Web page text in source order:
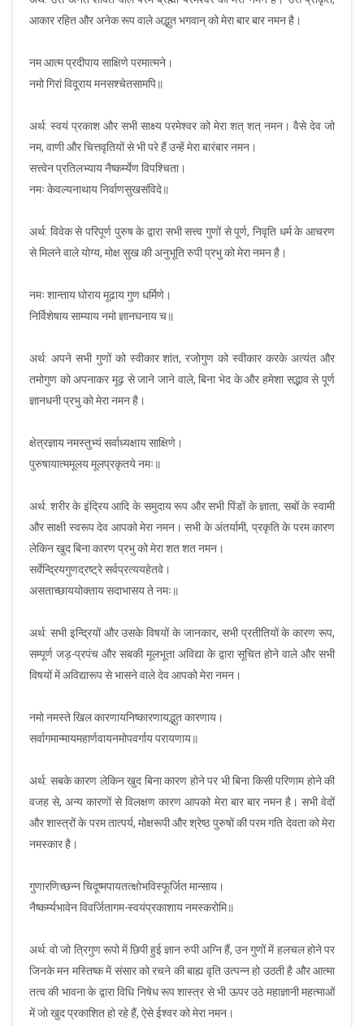
आकार रहित और अनेक रूप वाले अद्भुत भगवान् को मेरा बार बार नमन है।
नम आत्म प्रदीपाय साक्षिणे परमात्मने।
नमो गिरां विदूराय मनसश्चेतसामपि॥
अर्थ: स्वयं प्रकाश और सभी साक्ष्य परमेश्वर को मेरा शत् शत् नमन। वैसे देव जो
नम, वाणी और चित्तवृतियों से भी परे हैं उन्हें मेरा बारंबार नमन।
सत्त्वेन प्रतिलभ्याय नैष्कर्म्येण विपश्चिता।
नमः केवल्यनाथाय निर्वाणसुखसंविदे॥
अर्थ: विवेक से परिपूर्ण पुरुष के द्वारा सभी सत्त्व गुणों से पूर्ण, निवृति धर्म के आचरण
से मिलने वाले योग्य, मोक्ष सुख की अनुभूति रुपी प्रभु को मेरा नमन है।
नमः शान्ताय घोराय मूढाय गुण धर्मिणे।
निर्विशेषाय साम्याय नमो ज्ञानघनाय च॥
अर्थ: अपने सभी गुणों को स्वीकार शांत, रजोगुण को स्वीकार करके अत्यंत और
तमोगुण को अपनाकर मूढ़ से जाने जाने वाले, बिना भेद के और हमेशा सद्भाव से पूर्ण
ज्ञानधनी प्रभु को मेरा नमन है।
क्षेत्रज्ञाय नमस्तुभ्यं सर्वाध्यक्षाय साक्षिणे।
पुरुषायात्ममूलय मूलप्रकृतये नमः॥
अर्थ: शरीर के इंद्रिय आदि के समुदाय रूप और सभी पिंडों के ज्ञाता, सबों के स्वामी
और साक्षी स्वरूप देव आपको मेरा नमन। सभी के अंतर्यामी, प्रकृति के परम कारण
लेकिन खुद बिना कारण प्रभु को मेरा शत शत नमन।
सर्वेन्द्रियगुणद्रष्ट्रे सर्वप्रत्ययहेतवे।
असताच्छाययोक्ताय सदाभासय ते नमः॥
अर्थ: सभी इन्द्रियों और उसके विषयों के जानकार, सभी प्रतीतियों के कारण रूप,
सम्पूर्ण जड़-प्रपंच और सबकी मूलभूता अविद्या के द्वारा सूचित होने वाले और सभी
विषयों में अविद्यारूप से भासने वाले देव आपको मेरा नमन।
नमो नमस्ते खिल कारणायनिष्कारणायद्भुत कारणाय।
सर्वागमान्मायमहार्णवायनमोपवर्गाय परायणाय॥
अर्थ: सबके कारण लेकिन खुद बिना कारण होने पर भी बिना किसी परिणाम होने की
वजह से, अन्य कारणों से विलक्षण कारण आपको मेरा बार बार नमन है। सभी वेदों
और शास्त्रों के परम तात्पर्य, मोक्षरूपी और श्रेष्ठ पुरुषों की परम गति देवता को मेरा
नमस्कार है।
गुणारणिच्छन्न चिदूष्मपायतत्क्षोभविस्फूर्जित मान्साय।
नैष्कर्म्यभावेन विवर्जितागम-स्वयंप्रकाशाय नमस्करोमि॥
अर्थ: वो जो त्रिगुण रूपो में छिपी हुई ज्ञान रुपी अग्नि हैं, उन गुणों में हलचल होने पर
जिनके मन मस्तिष्क में संसार को रचने की बाह्य वृति उत्पन्न हो उठती है और आत्मा
तत्व की भावना के द्वारा विधि निषेध रूप शास्त्र से भी ऊपर उठे महाज्ञानी महत्माओं
में जो खुद प्रकाशित हो रहे हैं, ऐसे ईश्वर को मेरा नमन।